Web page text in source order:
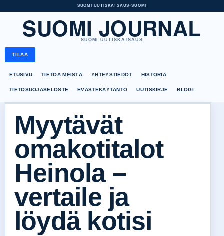
SUOMI UUTISKATSAUS•SUOMI
SUOMI JOURNAL
SUOMI UUTISKATSAUS
TILAA
ETUSIVU TIETOA MEISTÄ YHTEYSTIEDOT HISTORIA
TIETOSUOJASELOSTE EVÄSTEKÄYTÄNTÖ UUTISKIRJE BLOGI
Myytävät
omakotitalot
Heinola –
vertaile ja
löydä kotisi